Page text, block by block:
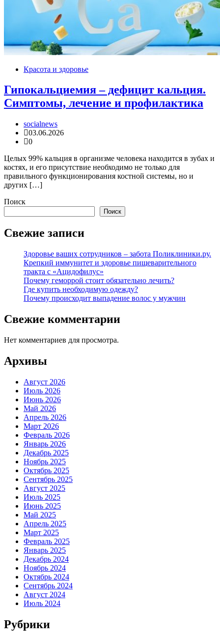
Красота и здоровье
Гипокальциемия – дефицит кальция.
Симптомы, лечение и профилактика
socialnews
03.06.2026
0
Целых 99% кальция в организме человека находится в зубах и
костях, и его присутствие необходимо не только для
правильного функционирования костной системы, но и
других […]
Поиск
Поиск
Свежие записи
Здоровье ваших сотрудников – забота Поликлиники.ру.
Крепкий иммунитет и здоровье пищеварительного
тракта с «Ацидофилус»
Почему геморрой стоит обязательно лечить?
Где купить необходимую одежду?
Почему происходит выпадение волос у мужчин
Свежие комментарии
Нет комментариев для просмотра.
Архивы
Август 2026
Июль 2026
Июнь 2026
Май 2026
Апрель 2026
Март 2026
Февраль 2026
Январь 2026
Декабрь 2025
Ноябрь 2025
Октябрь 2025
Сентябрь 2025
Август 2025
Июль 2025
Июнь 2025
Май 2025
Апрель 2025
Март 2025
Февраль 2025
Январь 2025
Декабрь 2024
Ноябрь 2024
Октябрь 2024
Сентябрь 2024
Август 2024
Июль 2024
Рубрики